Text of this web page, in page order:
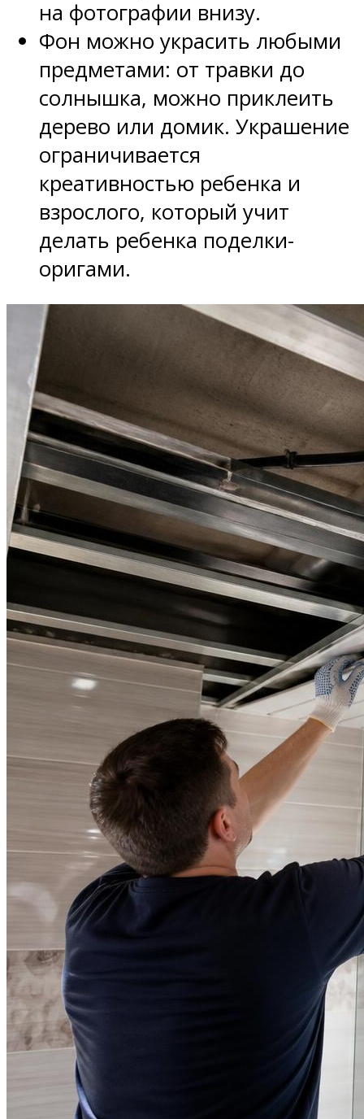
на фотографии внизу.
Фон можно украсить любыми
предметами: от травки до
солнышка, можно приклеить
дерево или домик. Украшение
ограничивается
креативностью ребенка и
взрослого, который учит
делать ребенка поделки-
оригами.